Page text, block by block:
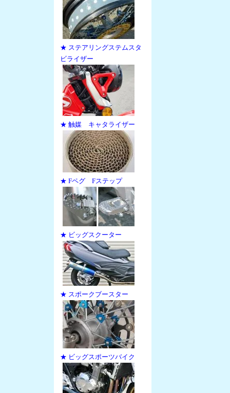
★ ステアリングステムスタ
ビライザー
★ 触媒 キャタライザー
★ Fペグ Fステップ
★ ビッグスクーター
★ スポークブースター
★ ビッグスポーツバイク